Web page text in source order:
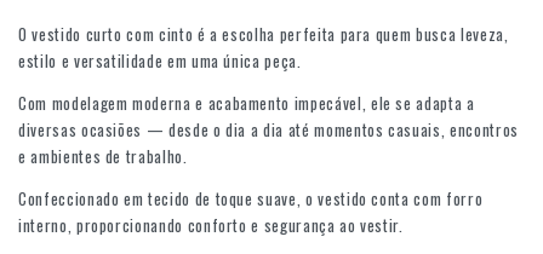
O vestido curto com cinto é a escolha perfeita para quem busca leveza,
estilo e versatilidade em uma única peça.
Com modelagem moderna e acabamento impecável, ele se adapta a
diversas ocasiões — desde o dia a dia até momentos casuais, encontros
e ambientes de trabalho.
Confeccionado em tecido de toque suave, o vestido conta com forro
interno, proporcionando conforto e segurança ao vestir.